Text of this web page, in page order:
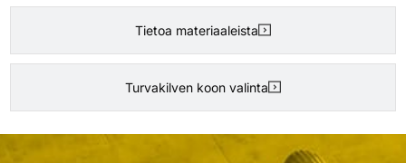
Tietoa materiaaleista
Turvakilven koon valinta